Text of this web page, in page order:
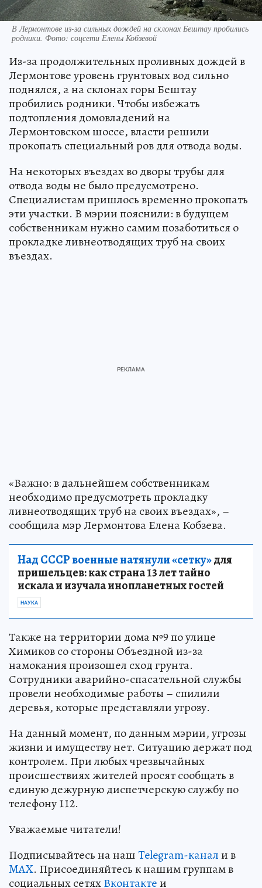
В Лермонтове из-за сильных дождей на склонах Бештау пробились
родники. Фото: соцсети Елены Кобзевой
Из-за продолжительных проливных дождей в
Лермонтове уровень грунтовых вод сильно
поднялся, а на склонах горы Бештау
пробились родники. Чтобы избежать
подтопления домовладений на
Лермонтовском шоссе, власти решили
прокопать специальный ров для отвода воды.
На некоторых въездах во дворы трубы для
отвода воды не было предусмотрено.
Специалистам пришлось временно прокопать
эти участки. В мэрии пояснили: в будущем
собственникам нужно самим позаботиться о
прокладке ливнеотводящих труб на своих
въездах.
«Важно: в дальнейшем собственникам
необходимо предусмотреть прокладку
ливнеотводящих труб на своих въездах», –
сообщила мэр Лермонтова Елена Кобзева.
Над СССР военные натянули «сетку»для
пришельцев: как страна 13 лет тайно
искала и изучала инопланетных гостей
НАУКА
Также на территории дома №9 по улице
Химиков со стороны Объездной из-за
намокания произошел сход грунта.
Сотрудники аварийно-спасательной службы
провели необходимые работы – спилили
деревья, которые представляли угрозу.
На данный момент, по данным мэрии, угрозы
жизни и имуществу нет. Ситуацию держат под
контролем. При любых чрезвычайных
происшествиях жителей просят сообщать в
единую дежурную диспетчерскую службу по
телефону 112.
Уважаемые читатели!
Подписывайтесь на нашTelegram-канали в
MAX. Присоединяйтесь к нашим группам в
социальных сетяхВконтактеи